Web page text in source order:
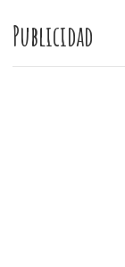
Publicidad